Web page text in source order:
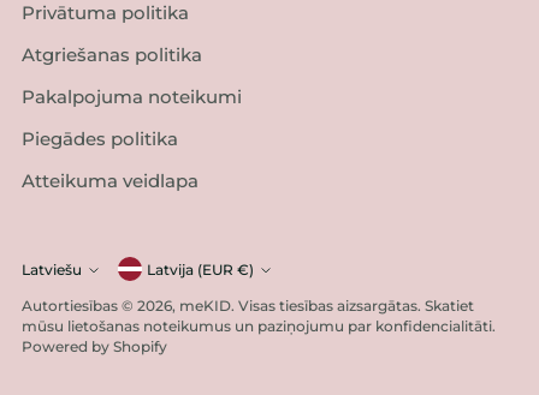
Privātuma politika
Atgriešanas politika
Pakalpojuma noteikumi
Piegādes politika
Atteikuma veidlapa
Valoda
Latviešu Valūta Latvija (EUR €)
Autortiesības © 2026, meKID. Visas tiesības aizsargātas. Skatiet
mūsu lietošanas noteikumus un paziņojumu par konfidencialitāti.
Powered by Shopify